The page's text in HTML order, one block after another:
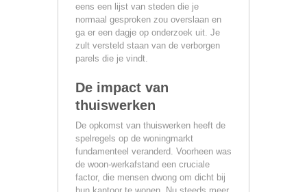
eens een lijst van steden die je
normaal gesproken zou overslaan en
ga er een dagje op onderzoek uit. Je
zult versteld staan van de verborgen
parels die je vindt.
De impact van
thuiswerken
De opkomst van thuiswerken heeft de
spelregels op de woningmarkt
fundamenteel veranderd. Voorheen was
de woon-werkafstand een cruciale
factor, die mensen dwong om dicht bij